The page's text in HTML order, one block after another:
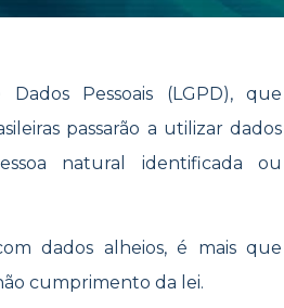
Pessoais (LGPD), que
passarão a utilizar dados
natural identificada ou
dados alheios, é mais que
cumprimento da lei.